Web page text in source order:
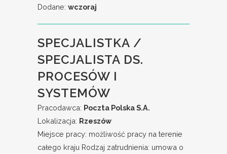
Dodane: wczoraj
SPECJALISTKA /
SPECJALISTA DS.
PROCESÓW I
SYSTEMÓW
Pracodawca: Poczta Polska S.A.
Lokalizacja: Rzeszów
Miejsce pracy: możliwość pracy na terenie
całego kraju Rodzaj zatrudnienia: umowa o